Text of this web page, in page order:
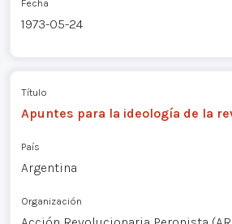
Fecha
1973-05-24
Título
Apuntes para la ideología de la
País
Argentina
Organización